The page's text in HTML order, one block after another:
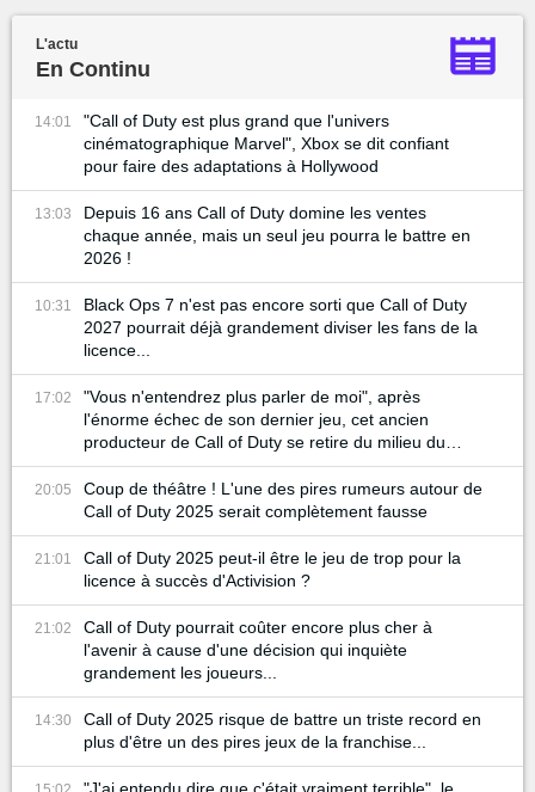
L'actu
En Continu
14:01
"Call of Duty est plus grand que l'univers
cinématographique Marvel", Xbox se dit confiant
pour faire des adaptations à Hollywood
13:03
Depuis 16 ans Call of Duty domine les ventes
chaque année, mais un seul jeu pourra le battre en
2026 !
10:31
Black Ops 7 n'est pas encore sorti que Call of Duty
2027 pourrait déjà grandement diviser les fans de la
licence...
17:02
"Vous n'entendrez plus parler de moi", après
l'énorme échec de son dernier jeu, cet ancien
producteur de Call of Duty se retire du milieu du
gaming
20:05
Coup de théâtre ! L'une des pires rumeurs autour de
Call of Duty 2025 serait complètement fausse
21:01
Call of Duty 2025 peut-il être le jeu de trop pour la
licence à succès d'Activision ?
21:02
Call of Duty pourrait coûter encore plus cher à
l'avenir à cause d'une décision qui inquiète
grandement les joueurs...
14:30
Call of Duty 2025 risque de battre un triste record en
plus d'être un des pires jeux de la franchise...